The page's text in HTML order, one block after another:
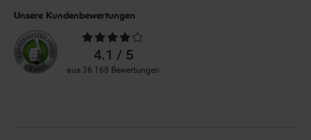
Unsere Kundenbewertungen
Durchschnittliche
Bewertungen4.1 / 5
aus 36.168 Bewertungen